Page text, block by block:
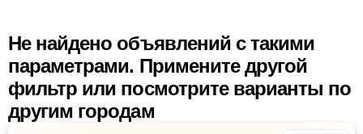
Не найдено объявлений с такими
параметрами. Примените другой
фильтр или посмотрите варианты по
другим городам